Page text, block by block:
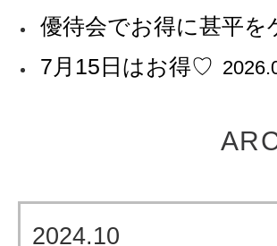
優待会でお得に甚平を
7月15日はお得♡
2024.10